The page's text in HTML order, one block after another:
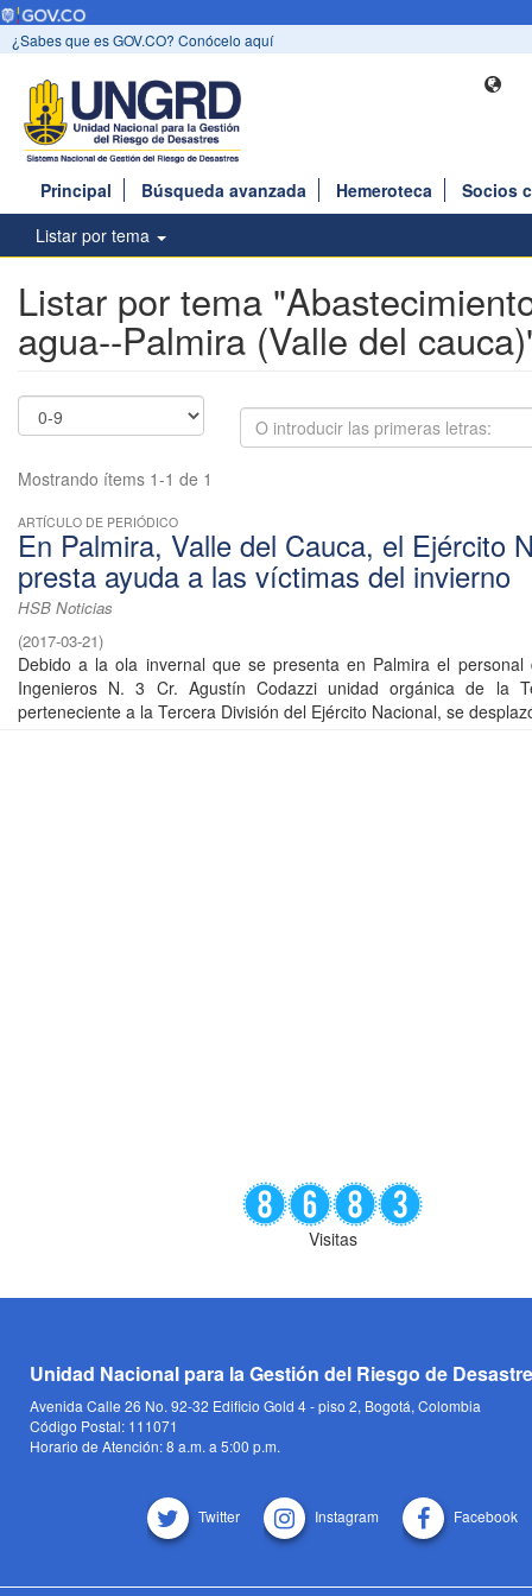
¿Sabes que es GOV.CO? Conócelo aquí
Principal Búsqueda avanzada Hemeroteca
Socios
Listar por tema
Listar por tema
agua--Palmira (Valle del
Mostrando ítems 1-1 de 1
ARTÍCULO DE PERIÓDICO
En Palmira, Valle del Cauca, el Ejército
presta ayuda a las víctimas del invierno
HSB Noticias
(2017-03-21)
Debido a la ola invernal que se presenta en Palmira el personal
Ingenieros N. 3 Cr. Agustín Codazzi unidad orgánica de la
perteneciente a la Tercera División del Ejército Nacional, se
Visitas
Unidad Nacional para la Gestión del Riesgo de
Avenida Calle 26 No. 92-32 Edificio Gold 4 - piso 2, Bogotá, Colombia
Código Postal: 111071
Horario de Atención: 8 a.m. a 5:00 p.m.
Twitter Instagram Facebook